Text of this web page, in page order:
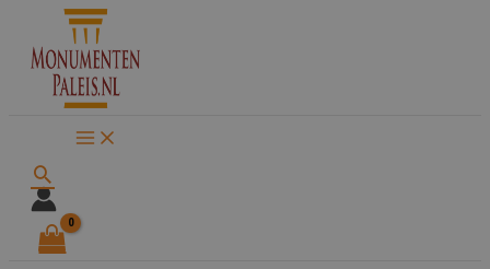
naar
Zoeken